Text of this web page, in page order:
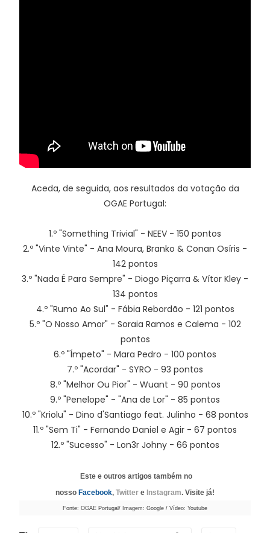
Aceda, de seguida, aos resultados da votação da
OGAE Portugal:
1.º "Something Trivial" - NEEV - 150 pontos
2.º "Vinte Vinte" - Ana Moura, Branko & Conan Osíris -
142 pontos
3.º "Nada É Para Sempre" - Diogo Piçarra & Vítor Kley -
134 pontos
4.º "Rumo Ao Sul" - Fábia Rebordão - 121 pontos
5.º "O Nosso Amor" - Soraia Ramos e Calema - 102
pontos
6.º "Ímpeto" - Mara Pedro - 100 pontos
7.º "Acordar" - SYRO - 93 pontos
8.º "Melhor Ou Pior" - Wuant - 90 pontos
9.º "Penelope" - "Ana de Lor" - 85 pontos
10.º "Kriolu" - Dino d'Santiago feat. Julinho - 68 pontos
11.º "Sem Ti" - Fernando Daniel e Agir - 67 pontos
12.º "Sucesso" - Lon3r Johny - 66 pontos
Este e outros artigos também no
nosso Facebook, Twitter e Instagram. Visite já!
Fonte: OGAE Portugal/ Imagem: Google / Vídeo: Youtube